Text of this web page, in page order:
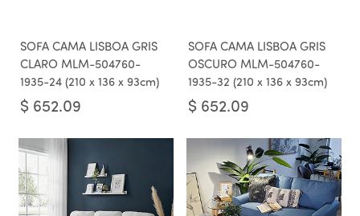
SOFA CAMA LISBOA GRIS
CLARO MLM-504760-
1935-24 (210 x 136 x 93cm)
$ 652.09
SOFA CAMA LISBOA GRIS
OSCURO MLM-504760-
1935-32 (210 x 136 x 93cm)
$ 652.09